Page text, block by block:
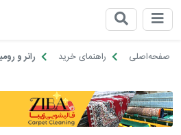
صفحه‌اصلی راهنمای خرید رانر و رومیزی، 40 پیشنهاد